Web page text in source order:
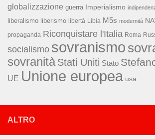
globalizzazione guerra Imperialismo
liberalismo liberismo libertà Libia M5s modernità
propaganda Riconquistare l'Italia Roma
socialismo sovranismo
sovranità Stati Uniti Stato
UE Unione europea usa
ALTRO